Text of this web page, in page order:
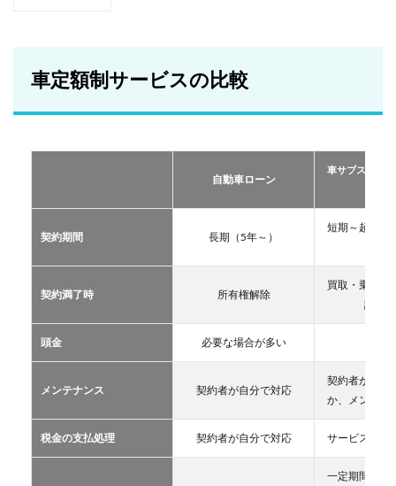
ビス
の比
おす
サー
TOP
2.1
ブス
クリ
2.2
カー
リー
車定額制サービスの比較
自動車ローン
車サブスクリ
契約期間 長期（5年～）
短期～超長期
契約満了時 所有権解除
買取・乗換・
譲渡
頭金 必要な場合が多い
メンテナンス 契約者が自分で対応
契約者が自分
か、メンテン
税金の支払処理 契約者が自分で対応 サービス提供
一定期間が経